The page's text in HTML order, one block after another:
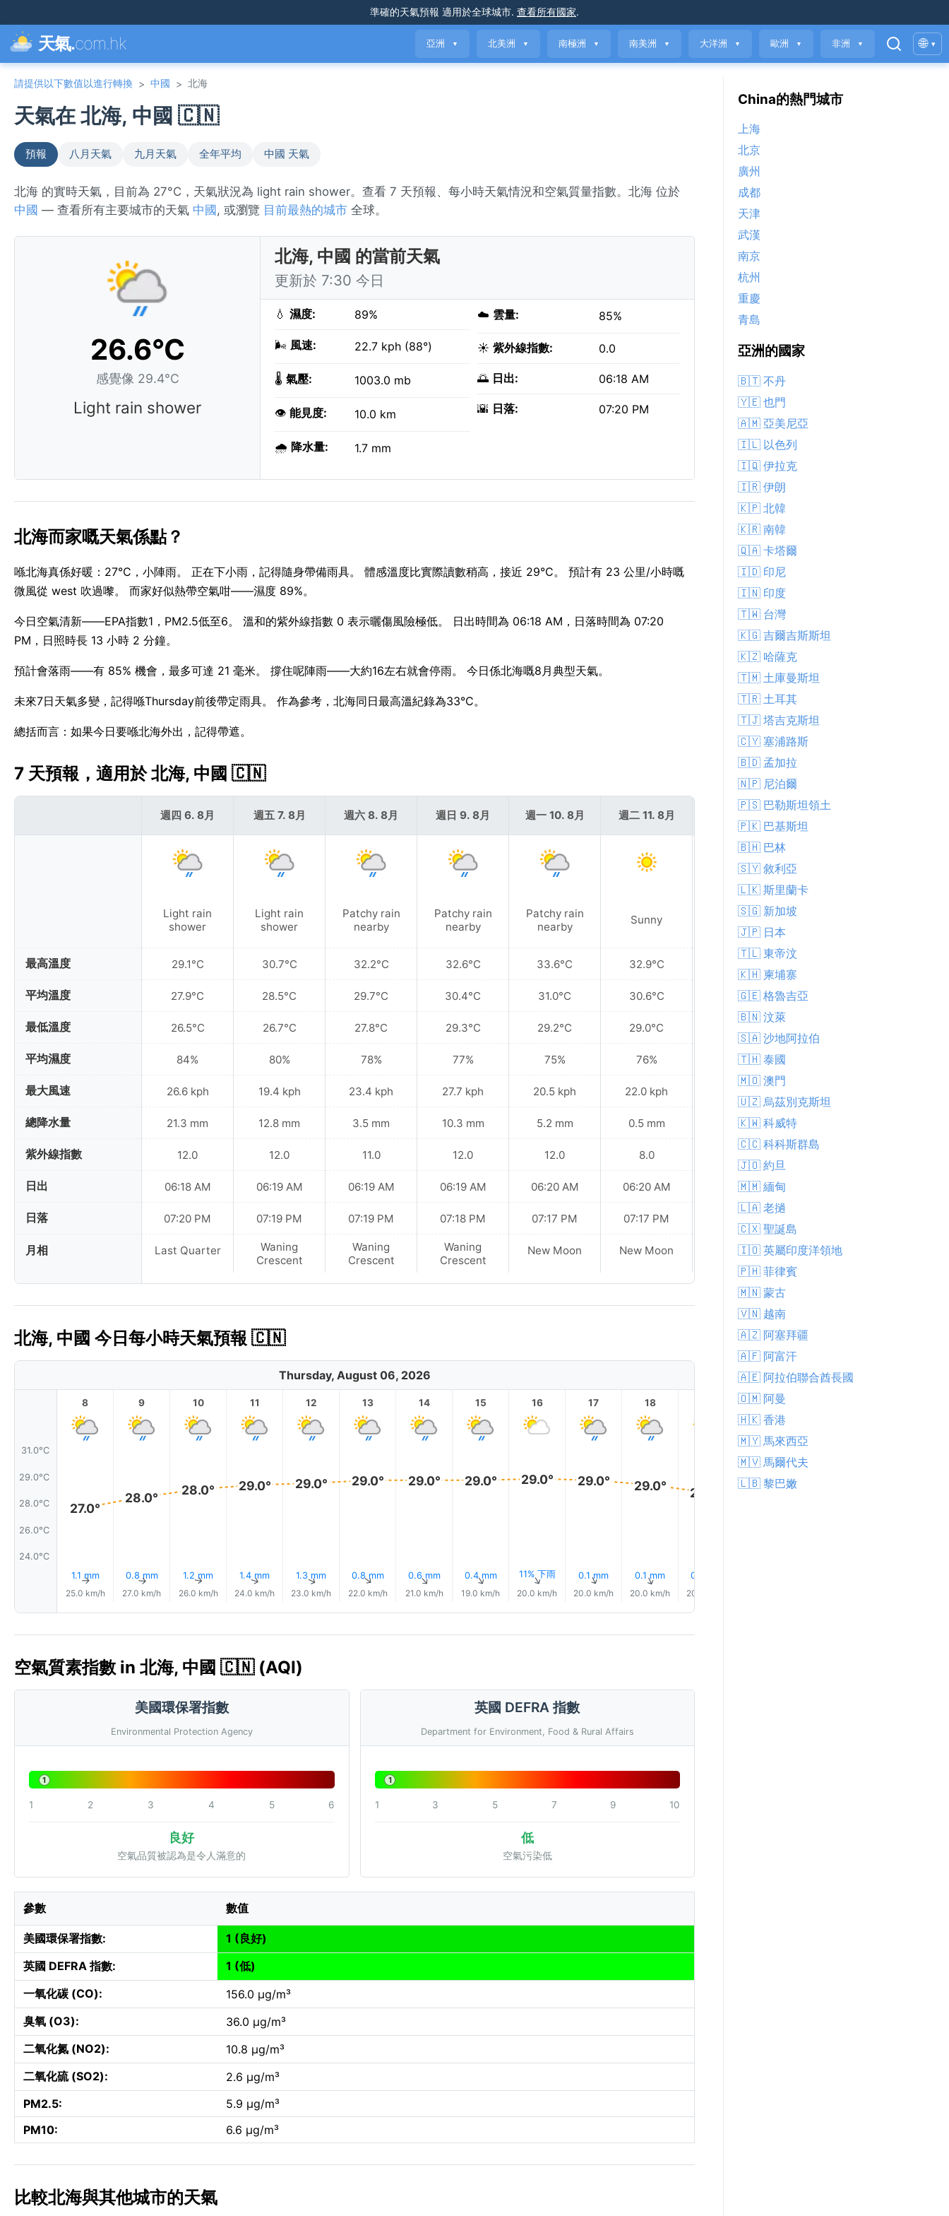
準確的天氣預報 適用於全球城市. 查看所有國家.
天氣.com.hk 亞洲 ▼ 北美洲 ▼ 南極洲 ▼ 南美洲 ▼ 大洋洲 ▼ 歐洲 ▼ 非洲 ▼ 🌐 ▾
請提供以下數值以進行轉換 > 中國 > 北海
天氣在 北海, 中國 🇨🇳
預報 八月天氣 九月天氣 全年平均 中國 天氣
北海 的實時天氣，目前為 27°C，天氣狀況為 light rain shower。查看 7 天預報、每小時天氣情況和空氣質量指數。北海 位於
中國 — 查看所有主要城市的天氣 中國 , 或瀏覽 目前最熱的城市 全球。
26.6°C
感覺像 29.4°C
Light rain shower
北海, 中國 的當前天氣
更新於 7:30 今日
💧 濕度: 89%
🌬️ 風速: 22.7 kph (88°)
🌡️ 氣壓: 1003.0 mb
👁️ 能見度: 10.0 km
🌧️ 降水量: 1.7 mm
☁️ 雲量: 85%
☀️ 紫外線指數: 0.0
🌅 日出: 06:18 AM
🌇 日落: 07:20 PM
北海而家嘅天氣係點？
喺北海真係好暖：27°C，小陣雨。 正在下小雨，記得隨身帶備雨具。 體感溫度比實際讀數稍高，接近 29°C。 預計有 23 公里/小時嘅
微風從 west 吹過嚟。 而家好似熱帶空氣咁——濕度 89%。
今日空氣清新——EPA指數1，PM2.5低至6。 溫和的紫外線指數 0 表示曬傷風險極低。 日出時間為 06:18 AM，日落時間為 07:20
PM，日照時長 13 小時 2 分鐘。
預計會落雨——有 85% 機會，最多可達 21 毫米。 撐住呢陣雨——大約16左右就會停雨。 今日係北海嘅8月典型天氣。
未來7日天氣多變，記得喺Thursday前後帶定雨具。 作為參考，北海同日最高溫紀錄為33°C。
總括而言：如果今日要喺北海外出，記得帶遮。
7 天預報，適用於 北海, 中國 🇨🇳
最高溫度
平均溫度
最低溫度
平均濕度
最大風速
總降水量
紫外線指數
日出
日落
月相
週四 6. 8月
Light rain
shower
29.1°C
27.9°C
26.5°C
84%
26.6 kph
21.3 mm
12.0
06:18 AM
07:20 PM
Last Quarter
週五 7. 8月
Light rain
shower
30.7°C
28.5°C
26.7°C
80%
19.4 kph
12.8 mm
12.0
06:19 AM
07:19 PM
Waning
Crescent
週六 8. 8月
Patchy rain
nearby
32.2°C
29.7°C
27.8°C
78%
23.4 kph
3.5 mm
11.0
06:19 AM
07:19 PM
Waning
Crescent
週日 9. 8月
Patchy rain
nearby
32.6°C
30.4°C
29.3°C
77%
27.7 kph
10.3 mm
12.0
06:19 AM
07:18 PM
Waning
Crescent
週一 10. 8月
Patchy rain
nearby
33.6°C
31.0°C
29.2°C
75%
20.5 kph
5.2 mm
12.0
06:20 AM
07:17 PM
New Moon
週二 11. 8月
Sunny
32.9°C
30.6°C
29.0°C
76%
22.0 kph
0.5 mm
8.0
06:20 AM
07:17 PM
New Moon
週三 12. 8月
Sunny
30.0°C
80%
0.6 mm
06:20 AM
New Moon
北海, 中國 今日每小時天氣預報 🇨🇳
Thursday, August 06, 2026
31.0°C
29.0°C
28.0°C
26.0°C
24.0°C
8
27.0°
1.1 mm
↑
25.0 km/h
9
28.0°
0.8 mm
↑
27.0 km/h
10
28.0°
1.2 mm
↑
26.0 km/h
11
29.0°
1.4 mm
↑
24.0 km/h
12
29.0°
1.3 mm
↑
23.0 km/h
13
29.0°
0.8 mm
↑
22.0 km/h
14
29.0°
0.6 mm
↑
21.0 km/h
15
29.0°
0.4 mm
↑
19.0 km/h
16
29.0°
11% 下雨
↑
20.0 km/h
17
29.0°
0.1 mm
↑
20.0 km/h
18
29.0°
0.1 mm
↑
20.0 km/h
28.0°
0.3 mm
20.0 km/h
20
空氣質素指數 in 北海, 中國 🇨🇳 (AQI)
美國環保署指數
Environmental Protection Agency
1
1 2 3 4 5 6
良好
空氣品質被認為是令人滿意的
英國 DEFRA 指數
Department for Environment, Food & Rural Affairs
1
1 3 5 7 9 10
低
空氣污染低
參數 數值
美國環保署指數:
1 (良好)
英國 DEFRA 指數:
1 (低)
一氧化碳 (CO):
156.0 µg/m³
臭氧 (O3):
36.0 µg/m³
二氧化氮 (NO2):
10.8 µg/m³
二氧化硫 (SO2):
2.6 µg/m³
PM2.5:
5.9 µg/m³
PM10:
6.6 µg/m³
比較北海與其他城市的天氣
China的熱門城市
上海
北京
廣州
成都
天津
武漢
南京
杭州
重慶
青島
亞洲的國家
🇧🇹 不丹
🇾🇪 也門
🇦🇲 亞美尼亞
🇮🇱 以色列
🇮🇶 伊拉克
🇮🇷 伊朗
🇰🇵 北韓
🇰🇷 南韓
🇶🇦 卡塔爾
🇮🇩 印尼
🇮🇳 印度
🇹🇼 台灣
🇰🇬 吉爾吉斯斯坦
🇰🇿 哈薩克
🇹🇲 土庫曼斯坦
🇹🇷 土耳其
🇹🇯 塔吉克斯坦
🇨🇾 塞浦路斯
🇧🇩 孟加拉
🇳🇵 尼泊爾
🇵🇸 巴勒斯坦領土
🇵🇰 巴基斯坦
🇧🇭 巴林
🇸🇾 敘利亞
🇱🇰 斯里蘭卡
🇸🇬 新加坡
🇯🇵 日本
🇹🇱 東帝汶
🇰🇭 柬埔寨
🇬🇪 格魯吉亞
🇧🇳 汶萊
🇸🇦 沙地阿拉伯
🇹🇭 泰國
🇲🇴 澳門
🇺🇿 烏茲別克斯坦
🇰🇼 科威特
🇨🇨 科科斯群島
🇯🇴 約旦
🇲🇲 緬甸
🇱🇦 老撾
🇨🇽 聖誕島
🇮🇴 英屬印度洋領地
🇵🇭 菲律賓
🇲🇳 蒙古
🇻🇳 越南
🇦🇿 阿塞拜疆
🇦🇫 阿富汗
🇦🇪 阿拉伯聯合酋長國
🇴🇲 阿曼
🇭🇰 香港
🇲🇾 馬來西亞
🇲🇻 馬爾代夫
🇱🇧 黎巴嫩